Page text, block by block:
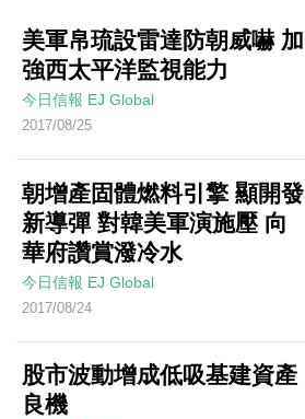
美軍帛琉設雷達防朝威嚇 加
強西太平洋監視能力
今日信報 EJ Global
2017/08/25
朝增產固體燃料引擎 顯開發
新導彈 對韓美軍演施壓 向
華府讚賞潑冷水
今日信報 EJ Global
2017/08/24
股市波動增成低吸基建資產
良機